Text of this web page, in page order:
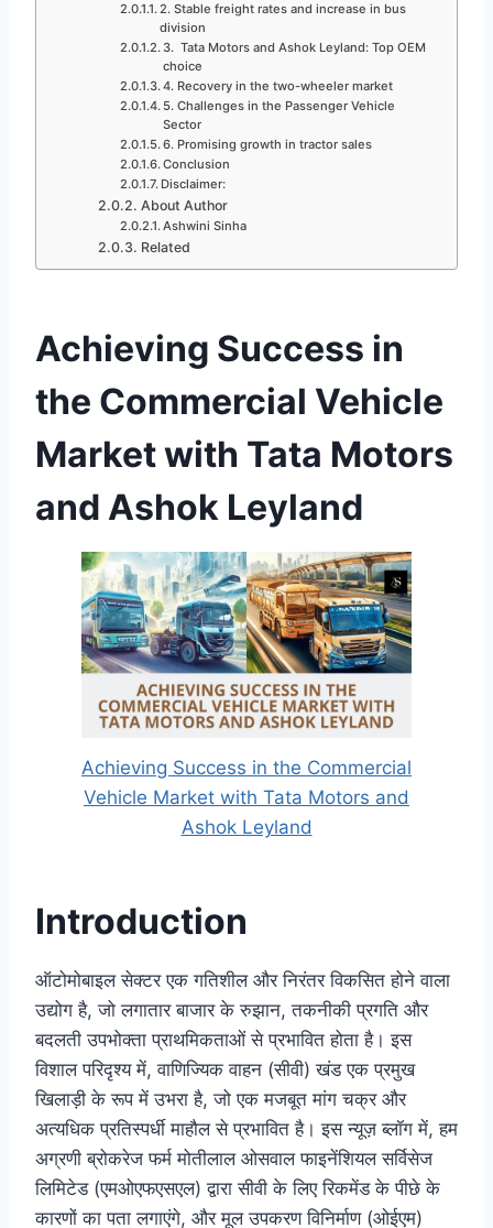
2. Stable freight rates and increase in bus
division
3. Tata Motors and Ashok Leyland: Top OEM
choice
4. Recovery in the two-wheeler market
5. Challenges in the Passenger Vehicle
Sector
6. Promising growth in tractor sales
Conclusion
Disclaimer:
About Author
Ashwini Sinha
Related
Achieving Success in
the Commercial Vehicle
Market with Tata Motors
and Ashok Leyland
Achieving Success in the Commercial
Vehicle Market with Tata Motors and
Ashok Leyland
Introduction
ऑटोमोबाइल सेक्टर एक गतिशील और निरंतर विकसित होने वाला
उद्योग है, जो लगातार बाजार के रुझान, तकनीकी प्रगति और
बदलती उपभोक्ता प्राथमिकताओं से प्रभावित होता है। इस
विशाल परिदृश्य में, वाणिज्यिक वाहन (सीवी) खंड एक प्रमुख
खिलाड़ी के रूप में उभरा है, जो एक मजबूत मांग चक्र और
अत्यधिक प्रतिस्पर्धी माहौल से प्रभावित है। इस न्यूज़ ब्लॉग में, हम
अग्रणी ब्रोकरेज फर्म मोतीलाल ओसवाल फाइनेंशियल सर्विसेज
लिमिटेड (एमओएफएसएल) द्वारा सीवी के लिए रिकमेंड के पीछे के
कारणों का पता लगाएंगे, और मूल उपकरण विनिर्माण (ओईएम)